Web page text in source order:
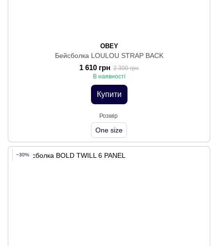
OBEY
Бейсболка LOULOU STRAP BACK
1 610 грн 2 300 грн
В наявності
Купити
Розмір
One size
−30%